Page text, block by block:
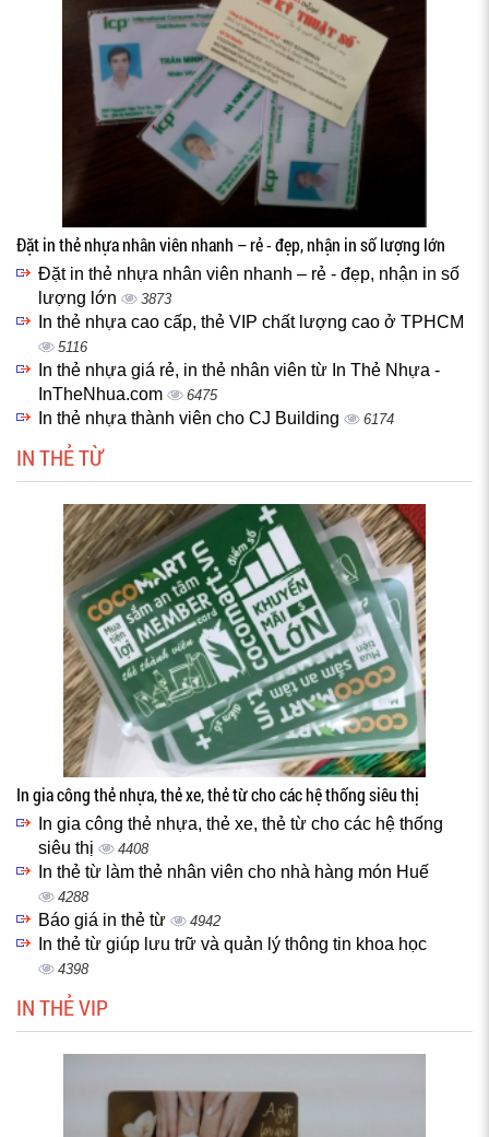
Đặt in thẻ nhựa nhân viên nhanh – rẻ - đẹp, nhận in số lượng lớn
Đặt in thẻ nhựa nhân viên nhanh – rẻ - đẹp, nhận in số
lượng lớn
3873
In thẻ nhựa cao cấp, thẻ VIP chất lượng cao ở TPHCM
5116
In thẻ nhựa giá rẻ, in thẻ nhân viên từ In Thẻ Nhựa -
InTheNhua.com
6475
In thẻ nhựa thành viên cho CJ Building 6174
IN THẺ TỪ
In gia công thẻ nhựa, thẻ xe, thẻ từ cho các hệ thống siêu thị
In gia công thẻ nhựa, thẻ xe, thẻ từ cho các hệ thống
siêu thị
4408
In thẻ từ làm thẻ nhân viên cho nhà hàng món Huế
4288
Báo giá in thẻ từ 4942
In thẻ từ giúp lưu trữ và quản lý thông tin khoa học
4398
IN THẺ VIP